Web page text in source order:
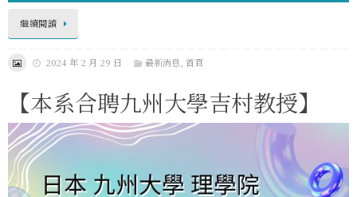
繼續閱讀
2024 年 2 月 29 日 最新消息 首頁
【本系合聘九州大學吉村教授】